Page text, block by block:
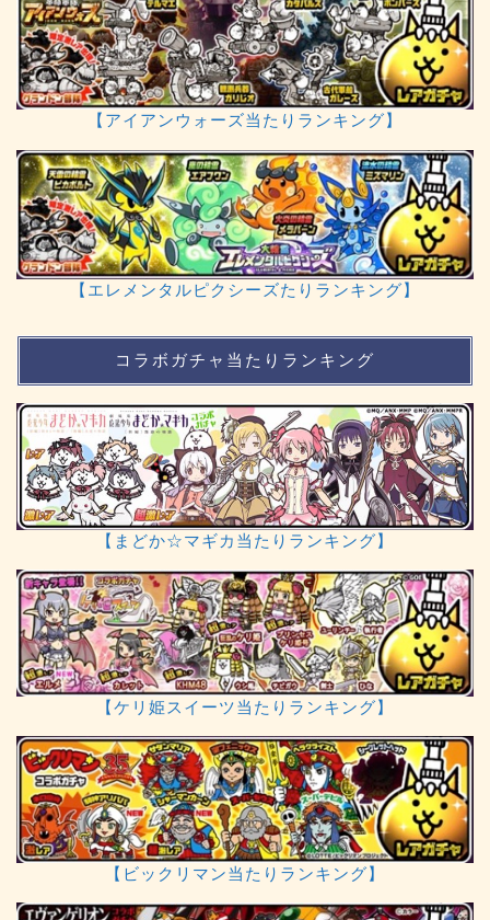
【アイアンウォーズ当たりランキング】
【エレメンタルピクシーズたりランキング】
コラボガチャ当たりランキング
【まどか☆マギカ当たりランキング】
【ケリ姫スイーツ当たりランキング】
【ビックリマン当たりランキング】